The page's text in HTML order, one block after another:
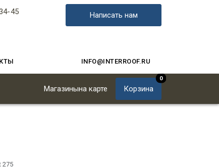
45 Написать нам
INFO@INTERROOF.RU
Магазинына карте Корзина
0
275